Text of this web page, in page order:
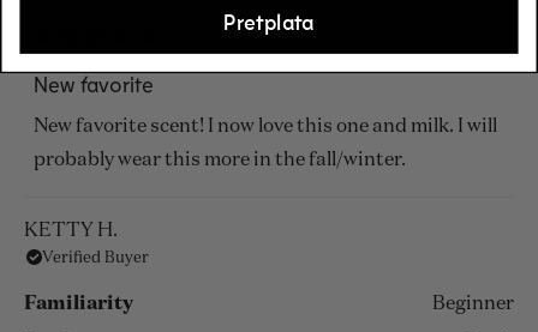
Rated
5
out
of
5
stars
New favorite
New favorite scent! I now love this one and milk. I will
probably wear this more in the fall/winter.
KETTY H.
Verified Buyer
Familiarity Beginner
Pretplata